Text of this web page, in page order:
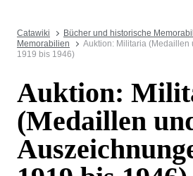
Catawiki Bücher und historische
Memorabilien
Auktion: Militaria (Medaillen
1919 bis 1946)
Auktion:
(Medaillen